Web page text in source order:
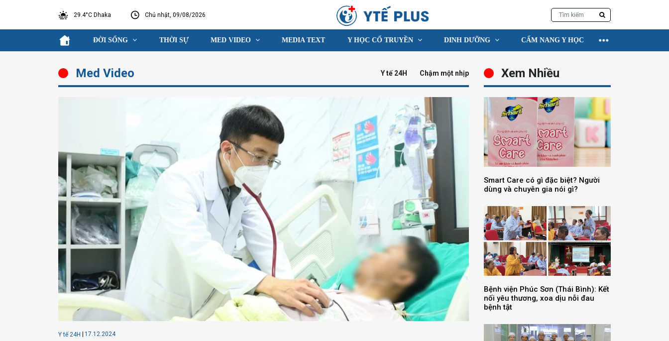
29.4°C Dhaka Chủ nhật, 09/08/2026
ĐỜI SỐNG THỜI SỰ MED VIDEO MEDIA TEXT Y HỌC CỔ TRUYỀN DINH DƯỠNG CẨM NANG Y HỌC
Med Video Y tế 24H Chậm một nhịp
Y tế 24H 17.12.2024
Xem Nhiều
Smart Care có gì đặc biệt? Người
dùng và chuyên gia nói gì?
Bệnh viện Phúc Sơn (Thái Bình): Kết
nối yêu thương, xoa dịu nỗi đau
bệnh tật